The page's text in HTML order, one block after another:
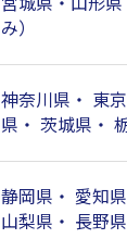
宮城県・山形
み）
神奈川県 ・ 東
県 ・ 茨城県 ・
静岡県 ・ 愛知県
山梨県 ・ 長野県